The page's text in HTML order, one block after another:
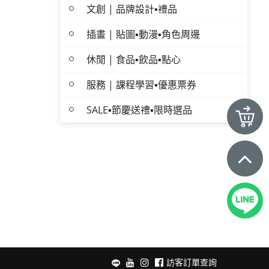
文創 | 品牌設計▪禮品
插畫 | 貼圖▪動漫▪角色周邊
休閒 | 食品▪飲品▪點心
服務 | 課程學習▪優惠票券
SALE▪節慶送禮▪限時選品
訪客訂單查詢